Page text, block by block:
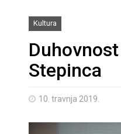
Kultura
Stepinca
10. travnja 2019.